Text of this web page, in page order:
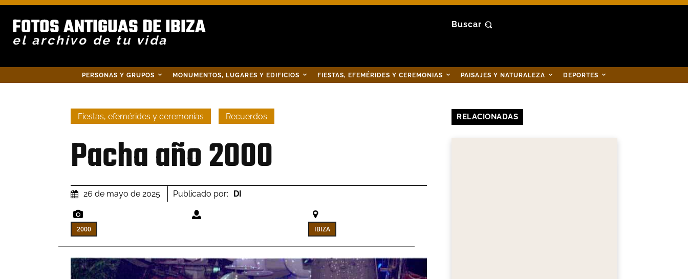
FOTOS ANTIGUAS DE IBIZA
el archivo de tu vida
Buscar
PERSONAS Y GRUPOS MONUMENTOS, LUGARES Y EDIFICIOS FIESTAS, EFEMÉRIDES Y CEREMONIAS PAISAJES Y NATURALEZA DEPORTES
Fiestas, efemérides y ceremonias Recuerdos
Pacha año 2000
26 de mayo de 2025 Publicado por: DI
2000 IBIZA
RELACIONADAS